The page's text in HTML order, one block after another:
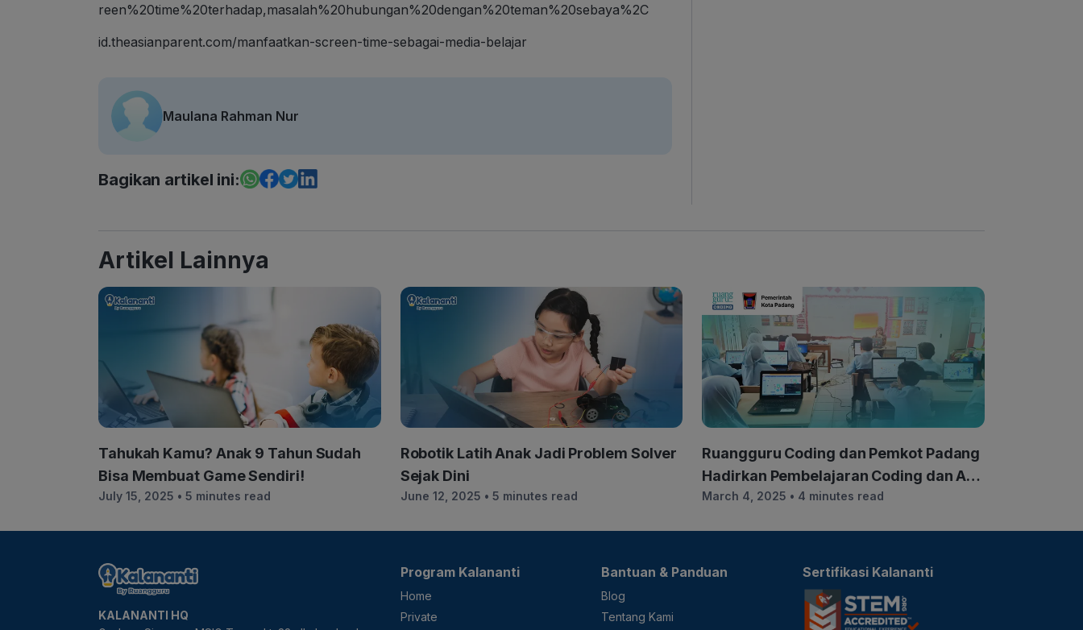
reen%20time%20terhadap,masalah%20hubungan%20dengan%20teman%20sebaya%2C
id.theasianparent.com/manfaatkan-screen-time-sebagai-media-belajar
Maulana Rahman Nur
Bagikan artikel ini:
Artikel Lainnya
Tahukah Kamu? Anak 9 Tahun Sudah
Bisa Membuat Game Sendiri!
July 15, 2025 • 5 minutes read
Robotik Latih Anak Jadi Problem Solver
Sejak Dini
June 12, 2025 • 5 minutes read
Ruangguru Coding dan Pemkot Padang
Hadirkan Pembelajaran Coding dan AI
Sejak Dini
March 4, 2025 • 4 minutes read
KALANANTI HQ
Program Kalananti
Home
Private
Bantuan & Panduan
Blog
Tentang Kami
Sertifikasi Kalananti